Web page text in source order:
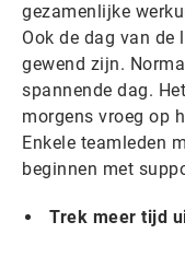
gezamenlijke
Ook de dag van de
gewend zijn.
spannende dag.
morgens vroeg op
Enkele teamleden
beginnen met
Trek meer tijd